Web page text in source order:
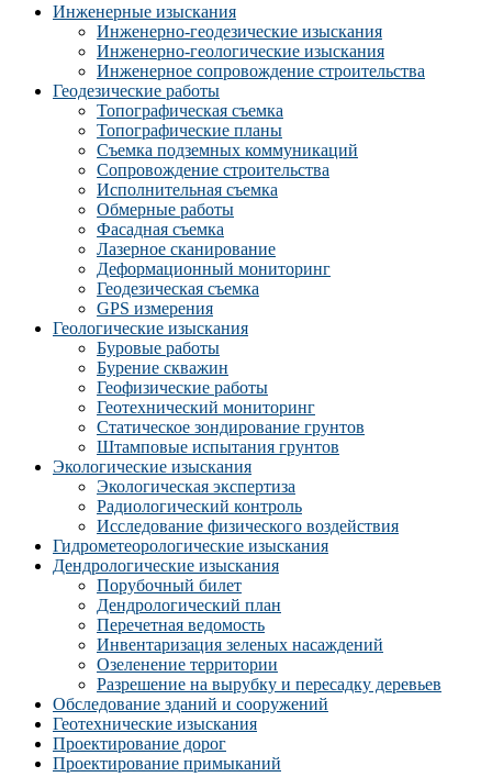
Инженерные изыскания
Инженерно-геодезические изыскания
Инженерно-геологические изыскания
Инженерное сопровождение строительства
Геодезические работы
Топографическая съемка
Топографические планы
Съемка подземных коммуникаций
Сопровождение строительства
Исполнительная съемка
Обмерные работы
Фасадная съемка
Лазерное сканирование
Деформационный мониторинг
Геодезическая съемка
GPS измерения
Геологические изыскания
Буровые работы
Бурение скважин
Геофизические работы
Геотехнический мониторинг
Статическое зондирование грунтов
Штамповые испытания грунтов
Экологические изыскания
Экологическая экспертиза
Радиологический контроль
Исследование физического воздействия
Гидрометеорологические изыскания
Дендрологические изыскания
Порубочный билет
Дендрологический план
Перечетная ведомость
Инвентаризация зеленых насаждений
Озеленение территории
Разрешение на вырубку и пересадку деревьев
Обследование зданий и сооружений
Геотехнические изыскания
Проектирование дорог
Проектирование примыканий